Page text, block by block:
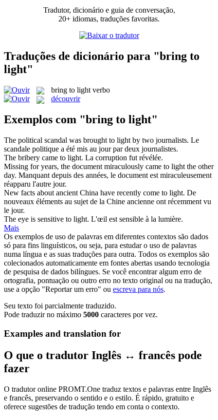
Tradutor, dicionário e guia de conversação,
20+ idiomas, traduções favoritas.
Traduções de dicionário para "bring to
light"
bring to light verbo
découvrir
Exemplos com "bring to light"
The political scandal was brought to light by two journalists. Le
scandale politique a été mis au jourpar deux journalistes.
The bribery came to light. La corruption fut révélée.
Missing for years, the document miraculously came to light the other
day. Manquant depuis des années, le document est miraculeusement
réapparu l'autre jour.
New facts about ancient China have recently come to light. De
nouveaux éléments au sujet de la Chine ancienne ont récemment vu
le jour.
The eye is sensitive to light. L'œil est sensible à la lumière.
Mais
Os exemplos de uso de palavras em diferentes contextos são dados
só para fins linguísticos, ou seja, para estudar o uso de palavras
numa língua e as suas traduções para outra. Todos os exemplos são
colecionados automaticamente em fontes abertas usando tecnologia
de pesquisa de dados bilíngues. Se você encontrar algum erro de
ortografia, pontuação ou outro erro no texto original ou na tradução,
use a opção "Reportar um erro" ou escreva para nós.
Seu texto foi parcialmente traduzido.
Pode traduzir no máximo 5000 caracteres por vez.
Examples and translation for
O que o tradutor Inglês ↔ francês pode
fazer
O tradutor online PROMT.One traduz textos e palavras entre Inglês
e francês, preservando o sentido e o estilo. É rápido, gratuito e
oferece sugestões de tradução tendo em conta o contexto.